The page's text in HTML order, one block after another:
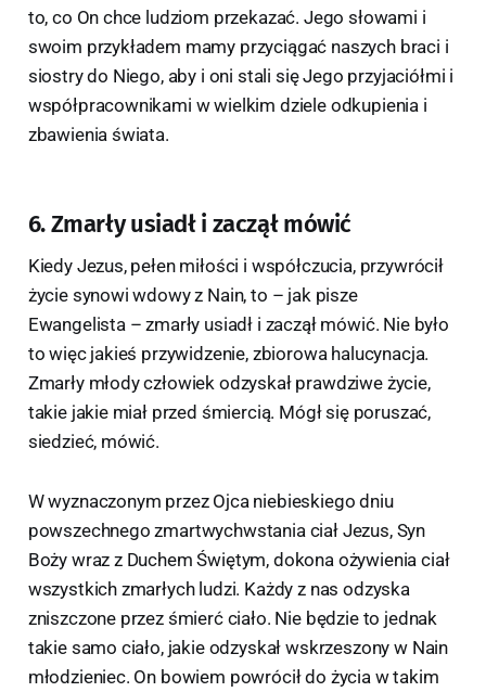
to, co On chce ludziom przekazać. Jego słowami i
swoim przykładem mamy przyciągać naszych braci i
siostry do Niego, aby i oni stali się Jego przyjaciółmi i
współpracownikami w wielkim dziele odkupienia i
zbawienia świata.
6. Zmarły usiadł i zaczął mówić
Kiedy Jezus, pełen miłości i współczucia, przywrócił
życie synowi wdowy z Nain, to – jak pisze
Ewangelista – zmarły usiadł i zaczął mówić. Nie było
to więc jakieś przywidzenie, zbiorowa halucynacja.
Zmarły młody człowiek odzyskał prawdziwe życie,
takie jakie miał przed śmiercią. Mógł się poruszać,
siedzieć, mówić.
W wyznaczonym przez Ojca niebieskiego dniu
powszechnego zmartwychwstania ciał Jezus, Syn
Boży wraz z Duchem Świętym, dokona ożywienia ciał
wszystkich zmarłych ludzi. Każdy z nas odzyska
zniszczone przez śmierć ciało. Nie będzie to jednak
takie samo ciało, jakie odzyskał wskrzeszony w Nain
młodzieniec. On bowiem powrócił do życia w takim